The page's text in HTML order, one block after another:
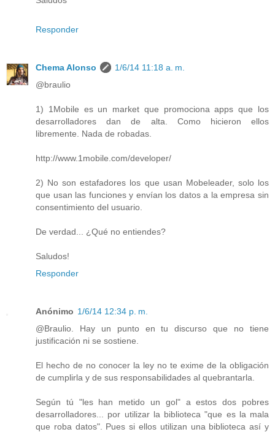
Responder
Chema Alonso
1/6/14 11:18 a. m.
@braulio
1) 1Mobile es un market que promociona apps que los
desarrolladores dan de alta. Como hicieron ellos
libremente. Nada de robadas.
http://www.1mobile.com/developer/
2) No son estafadores los que usan Mobeleader, solo los
que usan las funciones y envían los datos a la empresa sin
consentimiento del usuario.
De verdad... ¿Qué no entiendes?
Saludos!
Responder
Anónimo 1/6/14 12:34 p. m.
@Braulio. Hay un punto en tu discurso que no tiene
justificación ni se sostiene.
El hecho de no conocer la ley no te exime de la obligación
de cumplirla y de sus responsabilidades al quebrantarla.
Según tú "les han metido un gol" a estos dos pobres
desarrolladores... por utilizar la biblioteca "que es la mala
que roba datos". Pues si ellos utilizan una biblioteca así y